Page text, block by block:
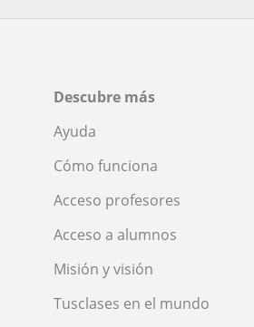
Descubre más
Ayuda
Cómo funciona
Acceso profesores
Acceso a alumnos
Misión y visión
Tusclases en el mundo